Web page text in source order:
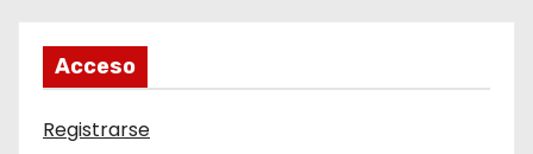
Acceso
Registrarse